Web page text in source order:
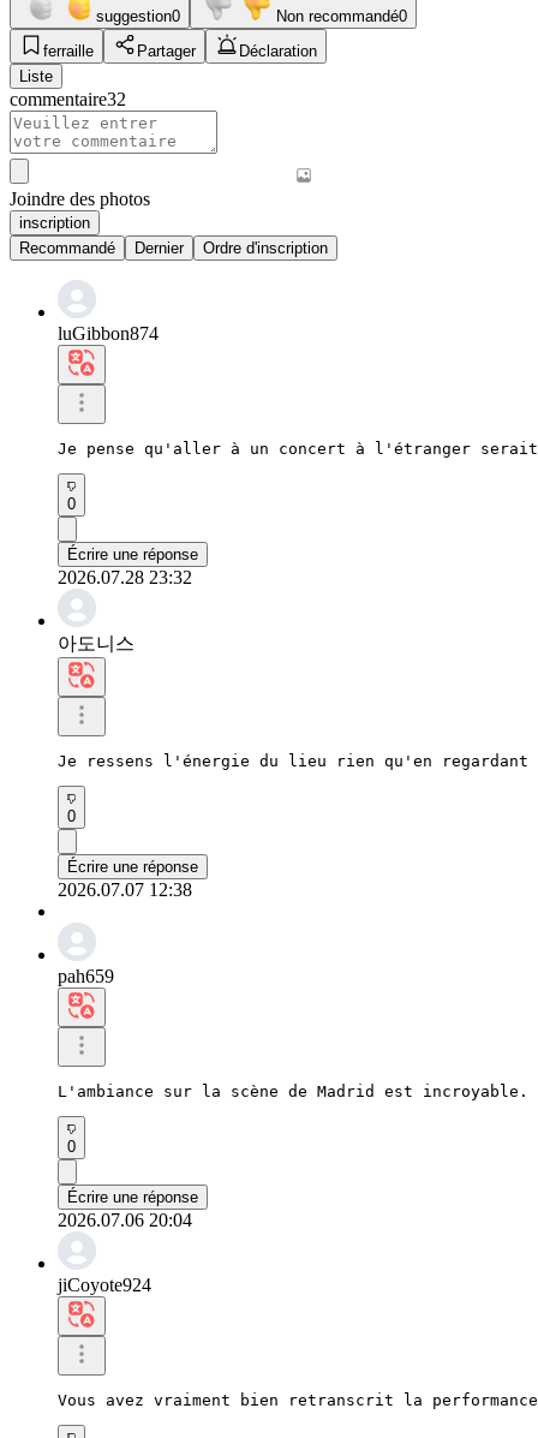
suggestion0 Non recommandé0
ferraille
Partager
Déclaration
Liste
commentaire32
Joindre des photos
inscription
Recommandé
Dernier Ordre d'inscription
luGibbon874
Je pense qu'aller à un concert à l'étranger serait
0
Écrire une réponse
2026.07.28 23:32
아도니스
Je ressens l'énergie du lieu rien qu'en
0
Écrire une réponse
2026.07.07 12:38
pah659
L'ambiance sur la scène de Madrid est
0
Écrire une réponse
2026.07.06 20:04
jiCoyote924
Vous avez vraiment bien retranscrit la performance